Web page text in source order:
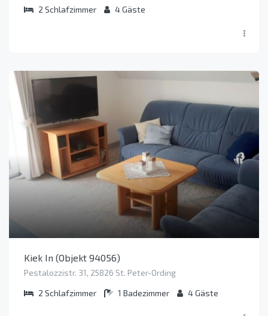
2 Schlafzimmer 4Gäste
Kiek In (Objekt 94056)
Pestalozzistr. 31, 25826 St. Peter-Ording
2 Schlafzimmer 1 Badezimmer 4Gäste